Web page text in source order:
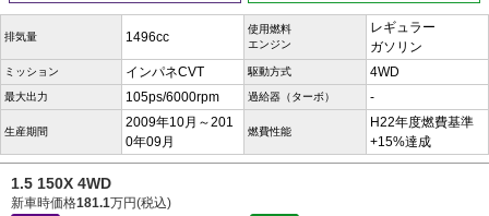
排気量 1496cc
使用燃料
エンジン
レギュラー
ガソリン
ミッション インパネCVT 駆動方式 4WD
最大出力 105ps/6000rpm 過給器（ターボ） -
生産期間
2009年10月～201
0年09月
燃費性能
H22年度燃費基準
+15%達成
1.5 150X 4WD
新車時価格181.1万円(税込)